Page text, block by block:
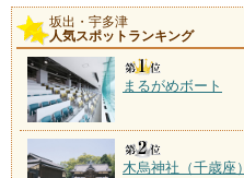
坂出・宇多津
人気スポットランキング
まるがめボート
木烏神社（千歳座）